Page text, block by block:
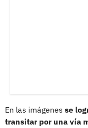
En las imágenes se
transitar por una vía